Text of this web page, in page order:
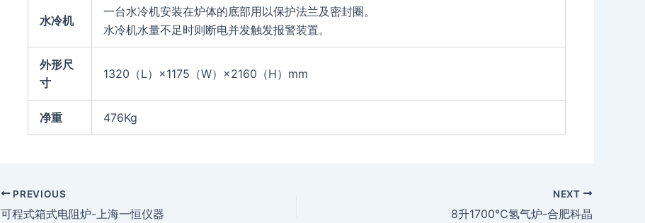
水冷机
一台水冷机安装在炉体的底部用以保护法兰及密封圈。
水冷机水量不足时则断电并发触发报警装置。
外形尺
寸
1320（L）×1175（W）×2160（H）mm
净重 476Kg
PREVIOUS
可程式箱式电阻炉-上海一恒仪器
NEXT
8升1700℃氢气炉-合肥科晶